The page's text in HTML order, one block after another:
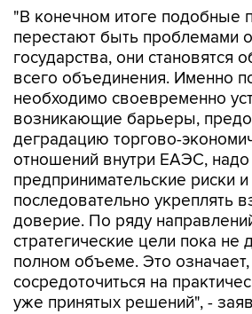
"В конечном итоге подобные
перестают быть проблемами
государства, они становятся
всего объединения. Именно
необходимо своевременно
возникающие барьеры,
деградацию торгово-
отношений внутри ЕАЭС,
предпринимательские риски и
последовательно укреплять
доверие. По ряду
стратегические цели пока не
полном объеме. Это
сосредоточиться на
уже принятых решений", -